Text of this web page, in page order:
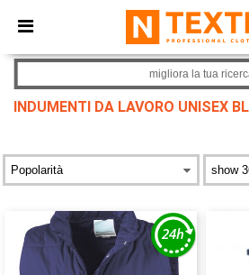
× App Ntextil
Prezzi migliori sull'app!
INDUMENTI DA LAVORO UNISEX
migliora la tua